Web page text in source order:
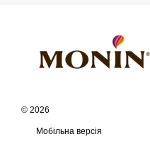
© 2026
Мобільна версія